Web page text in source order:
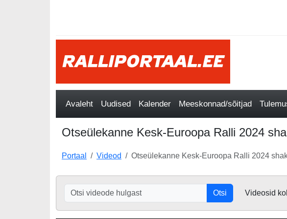
Avaleht Uudised Kalender Meeskonnad/sõitjad
Otseülekanne Kesk-Euroopa Ralli 2024
Portaal Videod Otseülekanne Kesk-Euroopa Ralli 2024
Otsi Videosid